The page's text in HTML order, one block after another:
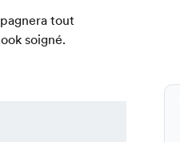
tout
soigné.